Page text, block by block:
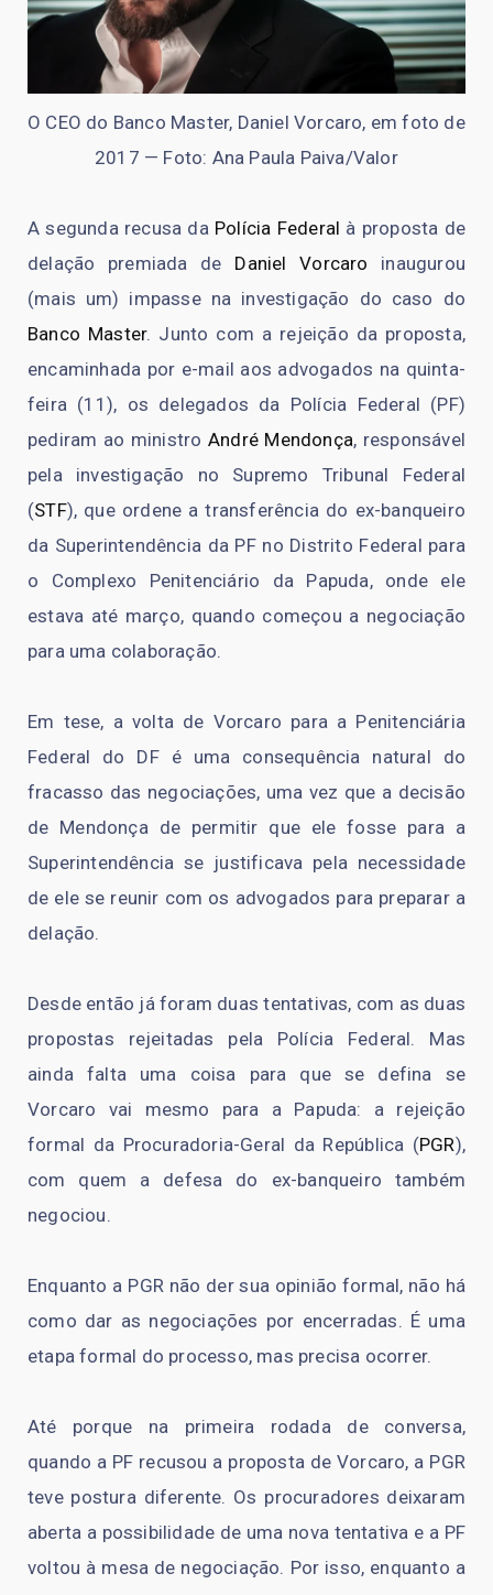
O CEO do Banco Master, Daniel Vorcaro, em foto de
2017 — Foto: Ana Paula Paiva/Valor
A segunda recusa da Polícia Federal à proposta de
delação premiada de Daniel Vorcaro inaugurou
(mais um) impasse na investigação do caso do
Banco Master. Junto com a rejeição da proposta,
encaminhada por e-mail aos advogados na quinta-
feira (11), os delegados da Polícia Federal (PF)
pediram ao ministro André Mendonça, responsável
pela investigação no Supremo Tribunal Federal
(STF), que ordene a transferência do ex-banqueiro
da Superintendência da PF no Distrito Federal para
o Complexo Penitenciário da Papuda, onde ele
estava até março, quando começou a negociação
para uma colaboração.
Em tese, a volta de Vorcaro para a Penitenciária
Federal do DF é uma consequência natural do
fracasso das negociações, uma vez que a decisão
de Mendonça de permitir que ele fosse para a
Superintendência se justificava pela necessidade
de ele se reunir com os advogados para preparar a
delação.
Desde então já foram duas tentativas, com as duas
propostas rejeitadas pela Polícia Federal. Mas
ainda falta uma coisa para que se defina se
Vorcaro vai mesmo para a Papuda: a rejeição
formal da Procuradoria-Geral da República (PGR),
com quem a defesa do ex-banqueiro também
negociou.
Enquanto a PGR não der sua opinião formal, não há
como dar as negociações por encerradas. É uma
etapa formal do processo, mas precisa ocorrer.
Até porque na primeira rodada de conversa,
quando a PF recusou a proposta de Vorcaro, a PGR
teve postura diferente. Os procuradores deixaram
aberta a possibilidade de uma nova tentativa e a PF
voltou à mesa de negociação. Por isso, enquanto a